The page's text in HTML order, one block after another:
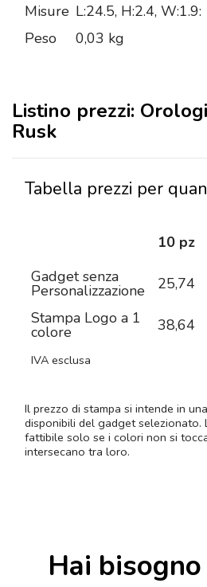
Misure L:24.5, H:2.4, W:1.9:
Peso
0,03 kg
Listino prezzi:
Rusk
Tabella prezzi per
10 pz
Gadget senza
Personalizzazione 25,74
Stampa Logo a 1
colore 38,64
IVA esclusa
Il prezzo di stampa si intende in
disponibili del gadget selezionato.
fattibile solo se i colori non si
intersecano tra loro.
Hai